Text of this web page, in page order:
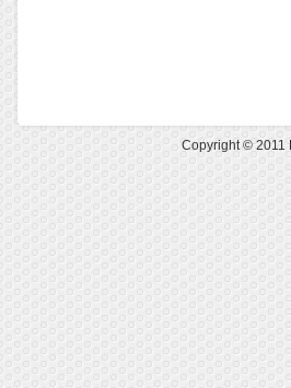
Copyright © 2011